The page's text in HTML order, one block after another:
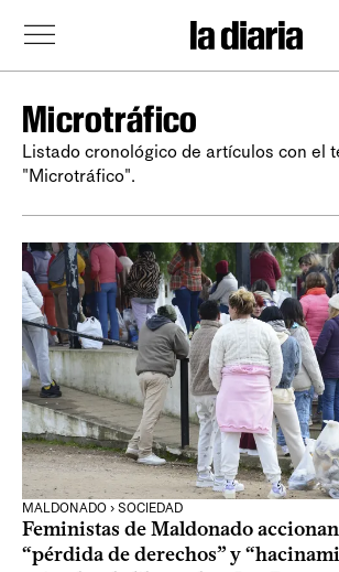
Microtráfico
Listado cronológico de artículos con el
"Microtráfico".
MALDONADO › SOCIEDAD
Feministas de Maldonado
“pérdida de derechos” y